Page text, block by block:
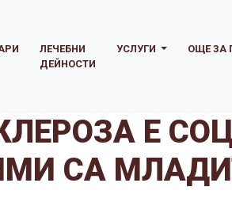
ЛЕЧЕБНИ
ДЕЙНОСТИ
УСЛУГИ ОЩЕ ЗА
Е
СА